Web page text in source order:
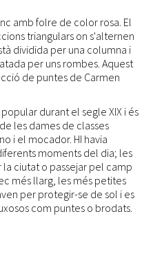
amb folre de color rosa. El
triangulars on s'alternen
dividida per una columna i
per uns rombes. Aquest
de puntes de Carmen
durant el segle XIX i és
les dames de classes
i el mocador. HI havia
moments del dia; les
ciutat o passejar pel camp
més llarg, les més petites
per protegir-se de sol i es
com puntes o brodats.